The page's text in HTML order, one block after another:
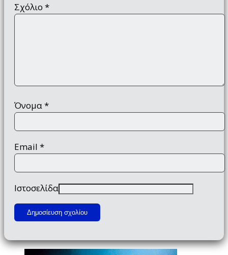
Σχόλιο *
Όνομα*
Email *
Ιστοσελίδα